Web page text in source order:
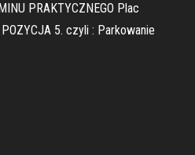
PRAKTYCZNEGO Plac
5. czyli : Parkowanie